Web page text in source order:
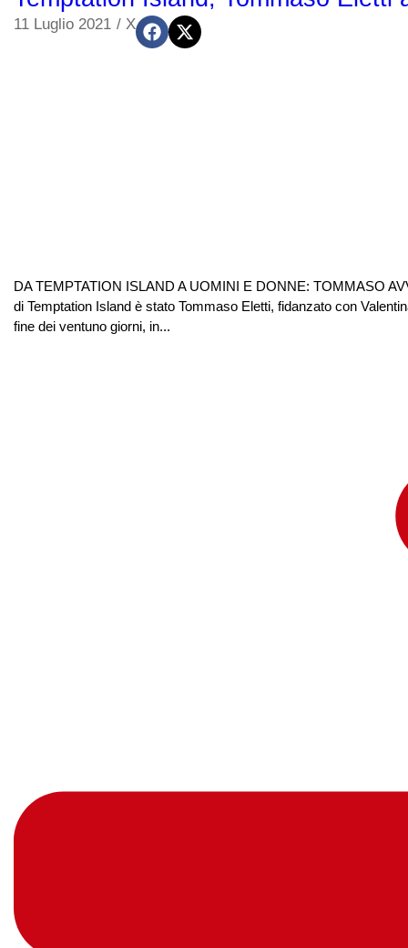
11 Luglio 2021 / X
DA TEMPTATION ISLAND A UOMINI E DONNE: TOMMASO
di Temptation Island è stato Tommaso Eletti, fidanzato con
fine dei ventuno giorni, in...